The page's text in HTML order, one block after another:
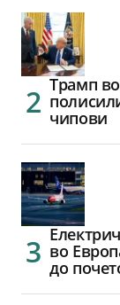
Трамп
чипови
во
до